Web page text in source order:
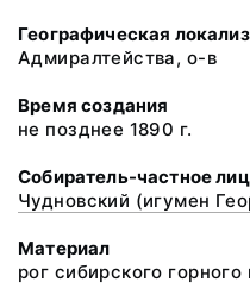
Географическая
Адмиралтейства, о-в
Время создания
не позднее 1890 г.
Собиратель-частное
Чудновский (игумен
Материал
рог сибирского горного